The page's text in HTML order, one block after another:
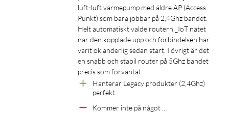
luft-luft värmepump med äldre AP (Access
Punkt) som bara jobbar på 2,4Ghz bandet.
Helt automatiskt valde routern _IoT nätet
när den kopplade upp och förbindelsen har
varit oklanderlig sedan start. I övrigt är det
en snabb och stabil router på 5Ghz bandet
precis som förväntat.
Hanterar Legacy produkter (2,4Ghz)
perfekt.
Kommer inte på något ...